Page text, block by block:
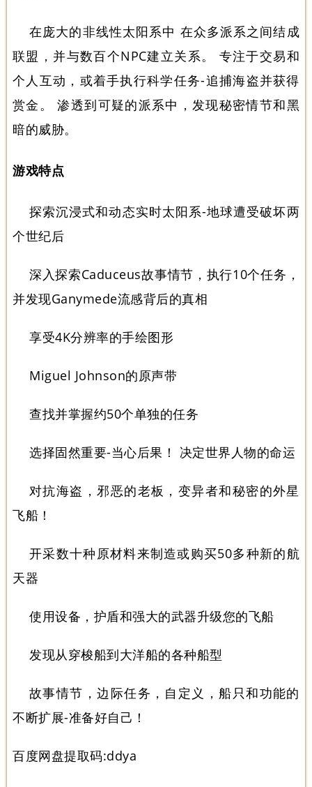
在庞大的非线性太阳系中 在众多派系之间结成
联盟，并与数百个NPC建立关系。 专注于交易和
个人互动，或着手执行科学任务-追捕海盗并获得
赏金。 渗透到可疑的派系中，发现秘密情节和黑
暗的威胁。
游戏特点
探索沉浸式和动态实时太阳系-地球遭受破坏两
个世纪后
深入探索Caduceus故事情节，执行10个任务，
并发现Ganymede流感背后的真相
享受4K分辨率的手绘图形
Miguel Johnson的原声带
查找并掌握约50个单独的任务
选择固然重要-当心后果！ 决定世界人物的命运
对抗海盗，邪恶的老板，变异者和秘密的外星
飞船！
开采数十种原材料来制造或购买50多种新的航
天器
使用设备，护盾和强大的武器升级您的飞船
发现从穿梭船到大洋船的各种船型
故事情节，边际任务，自定义，船只和功能的
不断扩展-准备好自己！
百度网盘提取码:ddya